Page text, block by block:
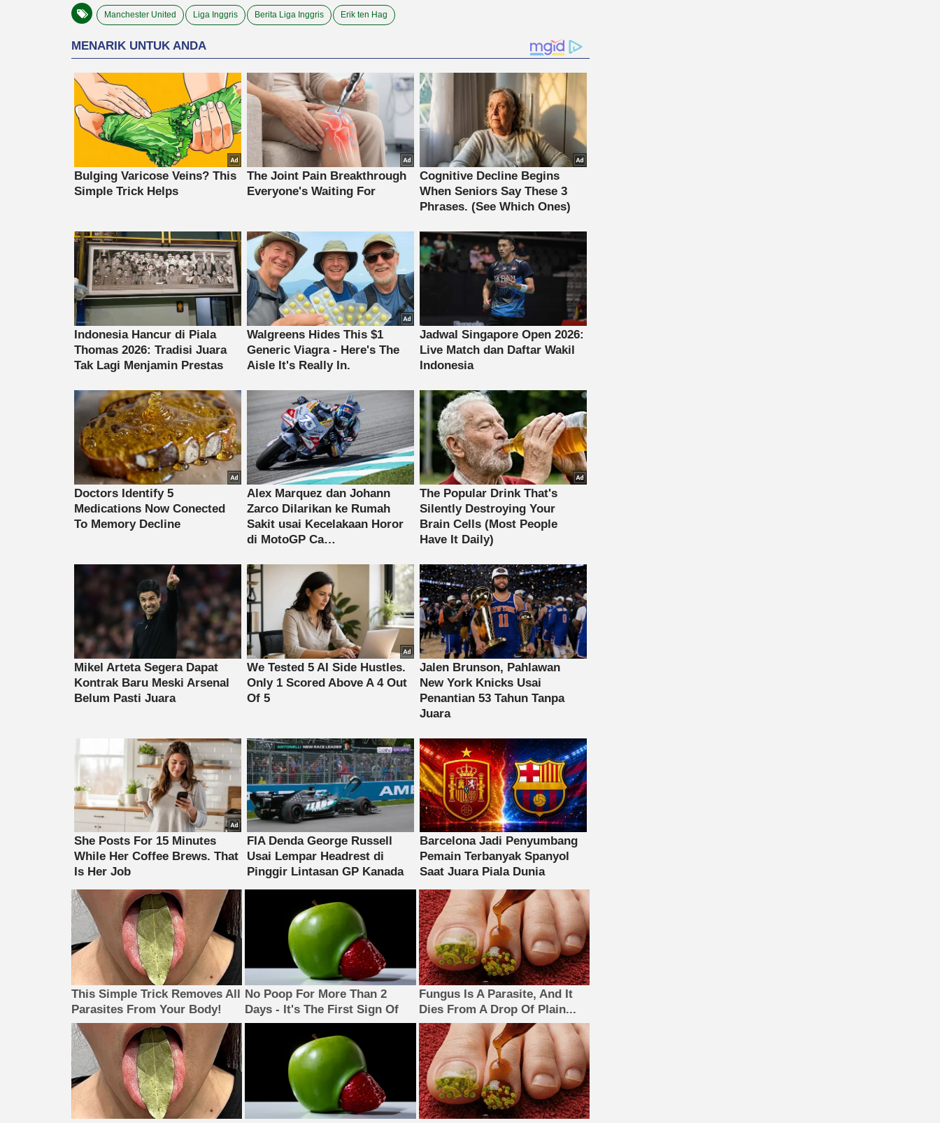
Manchester United Liga Inggris Berita Liga Inggris Erik ten Hag
This Simple Trick Removes All
Parasites From Your Body!
No Poop For More Than 2
Days - It's The First Sign Of
Fungus Is A Parasite, And It
Dies From A Drop Of Plain...